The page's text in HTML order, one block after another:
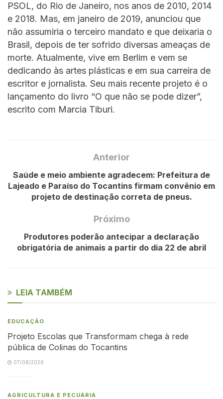
PSOL, do Rio de Janeiro, nos anos de 2010, 2014
e 2018. Mas, em janeiro de 2019, anunciou que
não assumiria o terceiro mandato e que deixaria o
Brasil, depois de ter sofrido diversas ameaças de
morte. Atualmente, vive em Berlim e vem se
dedicando às artes plásticas e em sua carreira de
escritor e jornalista. Seu mais recente projeto é o
lançamento do livro “O que não se pode dizer”,
escrito com Marcia Tiburi.
Anterior
Saúde e meio ambiente agradecem: Prefeitura de
Lajeado e Paraíso do Tocantins firmam convênio em
projeto de destinação correta de pneus.
Próximo
Produtores poderão antecipar a declaração
obrigatória de animais a partir do dia 22 de abril
LEIA TAMBÉM
EDUCAÇÃO
Projeto Escolas que Transformam chega à rede
pública de Colinas do Tocantins
07/08/2026
AGRICULTURA E PECUÁRIA